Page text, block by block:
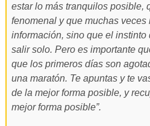
estar lo más tranquilos posible,
fenomenal y que muchas
información, sino que el instinto
salir solo. Pero es importante
que los primeros días son
una maratón. Te apuntas y te
de la mejor forma posible, y
mejor forma posible”.